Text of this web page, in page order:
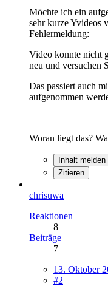
Möchte ich ein
sehr kurze Yvideos
Fehlermeldung:
Video konnte nicht
neu und versuchen
Das passiert auch
aufgenommen
Woran liegt das?
Inhalt melden
Zitieren
chrisuwa
Reaktionen
8
Beiträge
7
13. Oktober
#2